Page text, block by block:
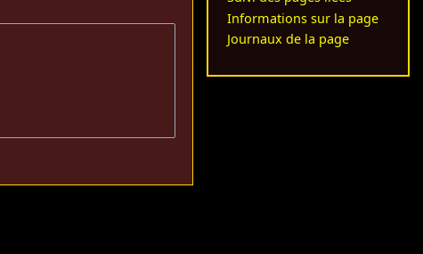
Informations sur la page
Journaux de la page